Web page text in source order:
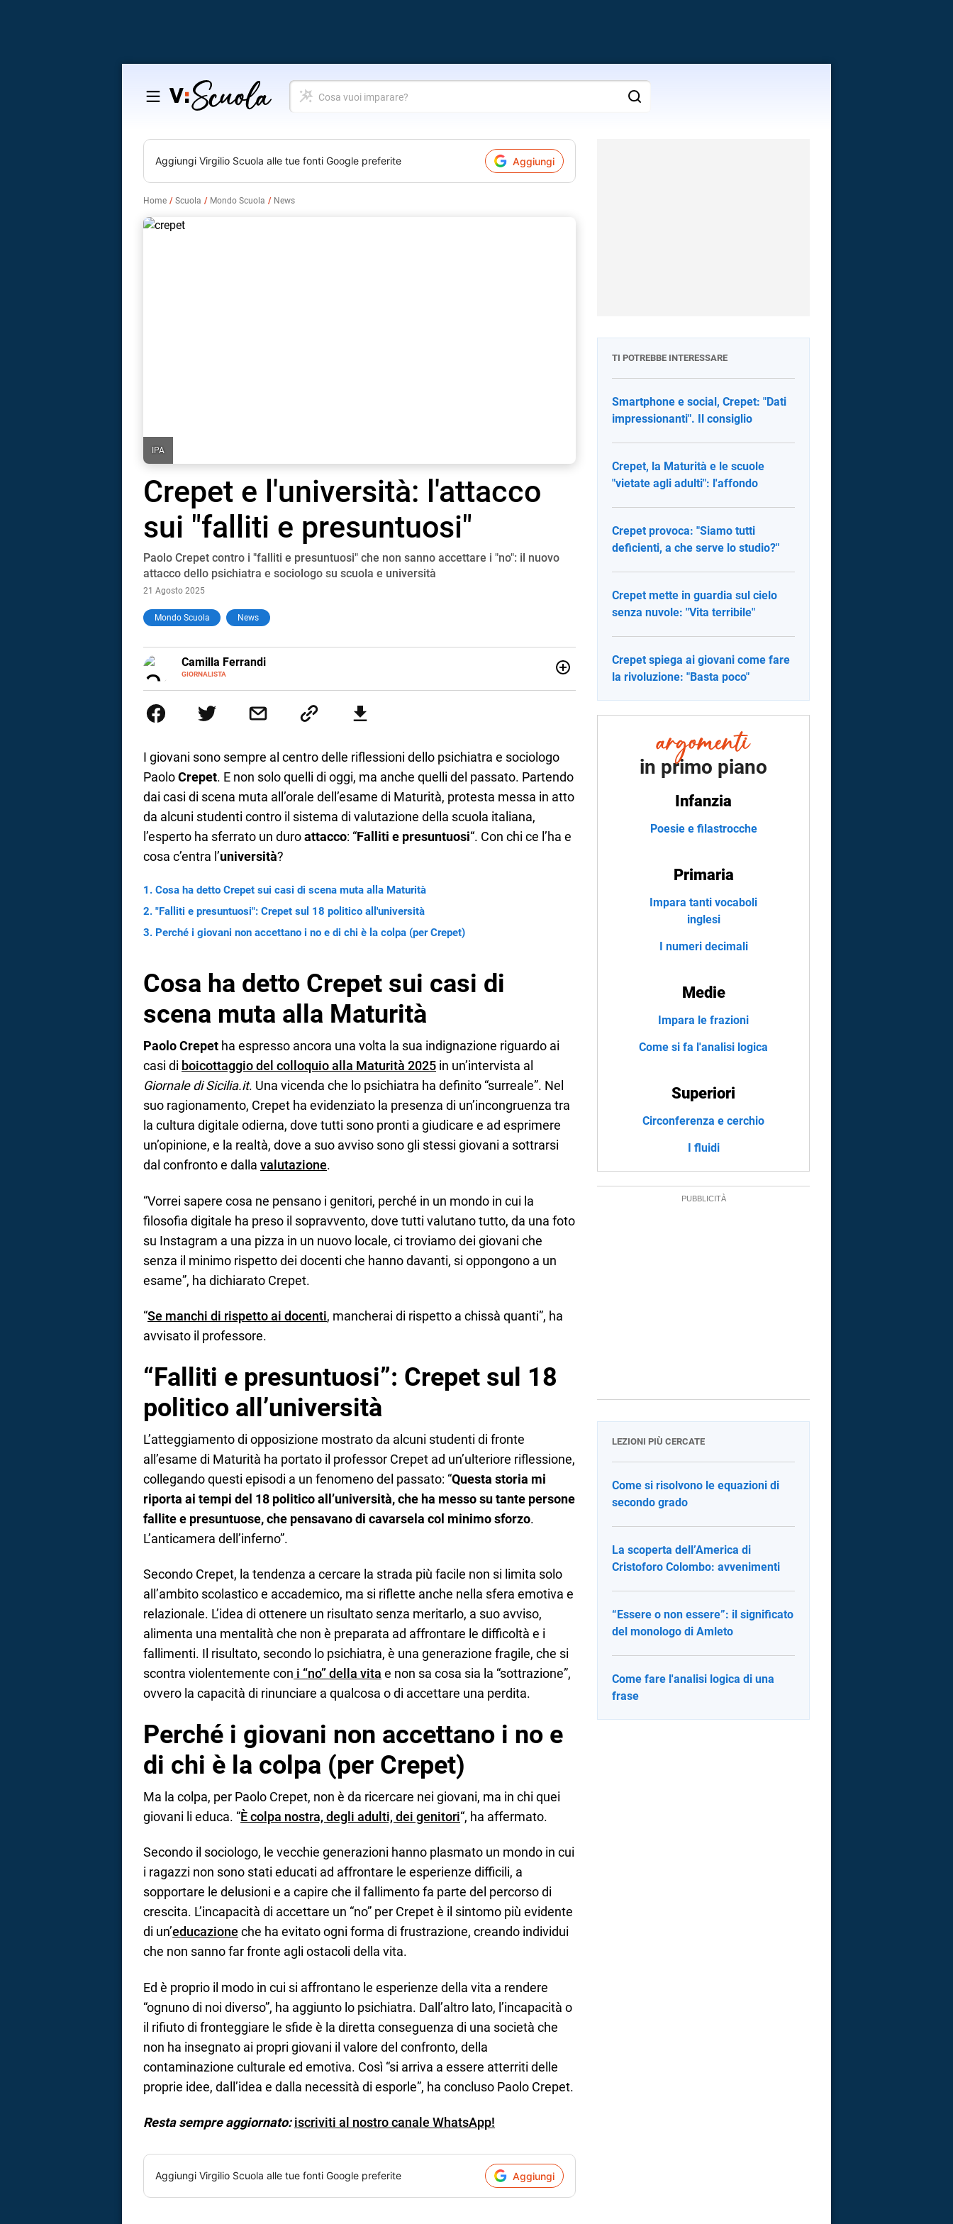
Salta
contenuto
Cosa
vuoi
Aggiungi Virgilio Scuola alle tue fonti Google preferite Aggiungi
Home Scuola Mondo Scuola News
IPA
Crepet e l'università: l'attacco
sui "falliti e presuntuosi"
Paolo Crepet contro i "falliti e presuntuosi" che non sanno accettare i "no": il nuovo
attacco dello psichiatra e sociologo su scuola e università
21 Agosto 2025
Mondo Scuola News
Camilla Ferrandi
GIORNALISTA
E-
MAIL
LINKEDIN
più fermata. L’attualità è il mio pane quotidiano, i libri la mia via per evadere e viaggiare con
I giovani sono sempre al centro delle riflessioni dello psichiatra e sociologo
PaoloCrepet. E non solo quelli di oggi, ma anche quelli del passato. Partendo
dai casi di scena muta all’orale dell’esame di Maturità, protesta messa in atto
da alcuni studenti contro il sistema di valutazione della scuola italiana,
l’esperto ha sferrato un duroattacco: “Falliti e presuntuosi“. Con chi ce l’ha e
cosa c’entra l’università?
Cosa ha detto Crepet sui casi di scena muta alla Maturità
"Falliti e presuntuosi": Crepet sul 18 politico all'università
Perché i giovani non accettano i no e di chi è la colpa (per Crepet)
Cosa ha detto Crepet sui casi di
scena muta alla Maturità
Paolo Crepet ha espresso ancora una volta la sua indignazione riguardo ai
casi di boicottaggio del colloquio alla Maturità 2025 in un’intervista al
Giornale di Sicilia.it. Una vicenda che lo psichiatra ha definito “surreale”. Nel
suo ragionamento, Crepet ha evidenziato la presenza di un’incongruenza tra
la cultura digitale odierna, dove tutti sono pronti a giudicare e ad esprimere
un’opinione, e la realtà, dove a suo avviso sono gli stessi giovani a sottrarsi
dal confronto e dalla valutazione.
“Vorrei sapere cosa ne pensano i genitori, perché in un mondo in cui la
filosofia digitale ha preso il sopravvento, dove tutti valutano tutto, da una foto
su Instagram a una pizza in un nuovo locale, ci troviamo dei giovani che
senza il minimo rispetto dei docenti che hanno davanti, si oppongono a un
esame”, ha dichiarato Crepet.
“Se manchi di rispetto ai docenti, mancherai di rispetto a chissà quanti”, ha
avvisato il professore.
“Falliti e presuntuosi”: Crepet sul 18
politico all’università
L’atteggiamento di opposizione mostrato da alcuni studenti di fronte
all’esame di Maturità ha portato il professor Crepet ad un’ulteriore riflessione,
collegando questi episodi a un fenomeno del passato: “Questa storia mi
riporta ai tempi del 18 politico all’università, che ha messo su tante persone
fallite e presuntuose, che pensavano di cavarsela col minimo sforzo.
L’anticamera dell’inferno”.
Secondo Crepet, la tendenza a cercare la strada più facile non si limita solo
all’ambito scolastico e accademico, ma si riflette anche nella sfera emotiva e
relazionale. L’idea di ottenere un risultato senza meritarlo, a suo avviso,
alimenta una mentalità che non è preparata ad affrontare le difficoltà e i
fallimenti. Il risultato, secondo lo psichiatra, è una generazione fragile, che si
scontra violentemente con i “no” della vita e non sa cosa sia la “sottrazione”,
ovvero la capacità di rinunciare a qualcosa o di accettare una perdita.
Perché i giovani non accettano i no e
di chi è la colpa (per Crepet)
Ma la colpa, per Paolo Crepet, non è da ricercare nei giovani, ma in chi quei
giovani li educa. “È colpa nostra, degli adulti, dei genitori“, ha affermato.
Secondo il sociologo, le vecchie generazioni hanno plasmato un mondo in cui
i ragazzi non sono stati educati ad affrontare le esperienze difficili, a
sopportare le delusioni e a capire che il fallimento fa parte del percorso di
crescita. L’incapacità di accettare un “no” per Crepet è il sintomo più evidente
di un’educazione che ha evitato ogni forma di frustrazione, creando individui
che non sanno far fronte agli ostacoli della vita.
Ed è proprio il modo in cui si affrontano le esperienze della vita a rendere
“ognuno di noi diverso”, ha aggiunto lo psichiatra. Dall’altro lato, l’incapacità o
il rifiuto di fronteggiare le sfide è la diretta conseguenza di una società che
non ha insegnato ai propri giovani il valore del confronto, della
contaminazione culturale ed emotiva. Così “si arriva a essere atterriti delle
proprie idee, dall’idea e dalla necessità di esporle”, ha concluso Paolo Crepet.
Resta sempre aggiornato: iscriviti al nostro canale WhatsApp!
Aggiungi Virgilio Scuola alle tue fonti Google preferite Aggiungi
TI POTREBBE INTERESSARE
Smartphone e social, Crepet: "Dati
impressionanti". Il consiglio
Crepet, la Maturità e le scuole
"vietate agli adulti": l'affondo
Crepet provoca: "Siamo tutti
deficienti, a che serve lo studio?"
Crepet mette in guardia sul cielo
senza nuvole: "Vita terribile"
Crepet spiega ai giovani come fare
la rivoluzione: "Basta poco"
in primo piano
Infanzia
Poesie e filastrocche
Primaria
Impara tanti vocaboli
inglesi
I numeri decimali
Medie
Impara le frazioni
Come si fa l'analisi logica
Superiori
Circonferenza e cerchio
I fluidi
LEZIONI PIÙ CERCATE
Come si risolvono le equazioni di
secondo grado
La scoperta dell’America di
Cristoforo Colombo: avvenimenti
“Essere o non essere”: il significato
del monologo di Amleto
Come fare l'analisi logica di una
frase